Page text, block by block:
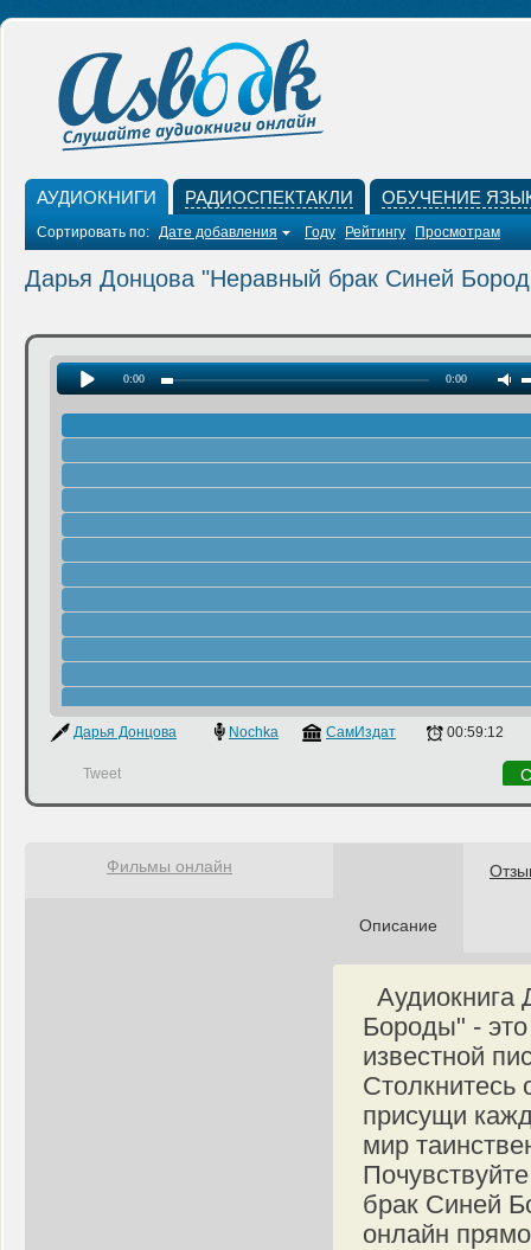
АУДИОКНИГИ РАДИОСПЕКТАКЛИ ОБУЧЕНИЕ
Сортировать по: Дате добавления Году Рейтингу Просмотрам
Дарья Донцова "Неравный брак Синей
0:00 0:00
Дарья Донцова Nochka СамИздат 00:59:12
Tweet
Описание
Бороды" -
известной
присущи
мир
брак Синей
онлайн
Фильмы онлайн